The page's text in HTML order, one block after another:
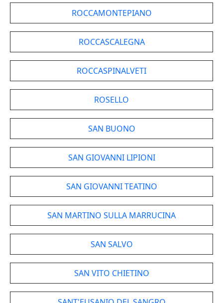
ROCCAMONTEPIANO
ROCCASCALEGNA
ROCCASPINALVETI
ROSELLO
SAN BUONO
SAN GIOVANNI LIPIONI
SAN GIOVANNI TEATINO
SAN MARTINO SULLA MARRUCINA
SAN SALVO
SAN VITO CHIETINO